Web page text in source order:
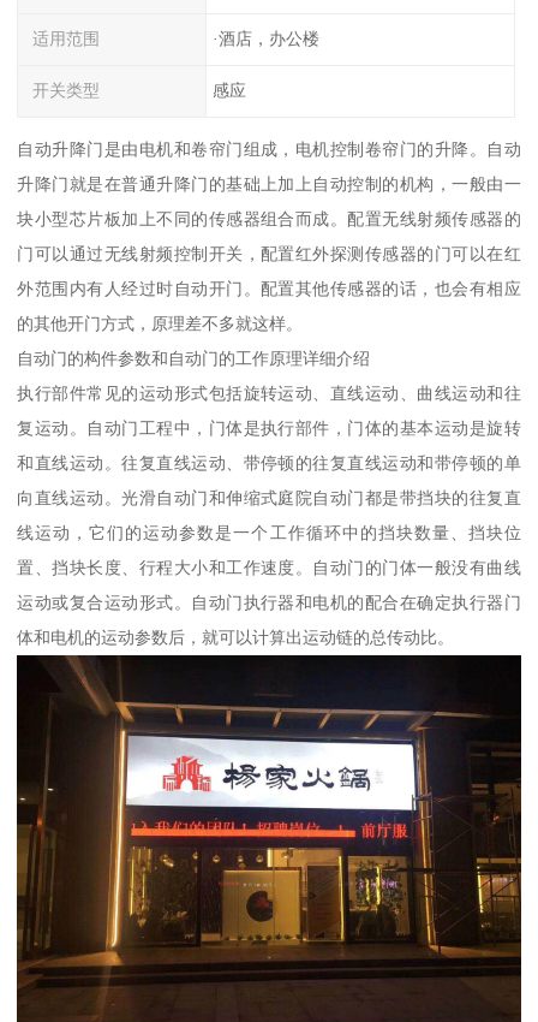
适用范围 ·酒店，办公楼
开关类型 感应
自动升降门是由电机和卷帘门组成，电机控制卷帘门的升降。自动
升降门就是在普通升降门的基础上加上自动控制的机构，一般由一
块小型芯片板加上不同的传感器组合而成。配置无线射频传感器的
门可以通过无线射频控制开关，配置红外探测传感器的门可以在红
外范围内有人经过时自动开门。配置其他传感器的话，也会有相应
的其他开门方式，原理差不多就这样。
自动门的构件参数和自动门的工作原理详细介绍
执行部件常见的运动形式包括旋转运动、直线运动、曲线运动和往
复运动。自动门工程中，门体是执行部件，门体的基本运动是旋转
和直线运动。往复直线运动、带停顿的往复直线运动和带停顿的单
向直线运动。光滑自动门和伸缩式庭院自动门都是带挡块的往复直
线运动，它们的运动参数是一个工作循环中的挡块数量、挡块位
置、挡块长度、行程大小和工作速度。自动门的门体一般没有曲线
运动或复合运动形式。自动门执行器和电机的配合在确定执行器门
体和电机的运动参数后，就可以计算出运动链的总传动比。